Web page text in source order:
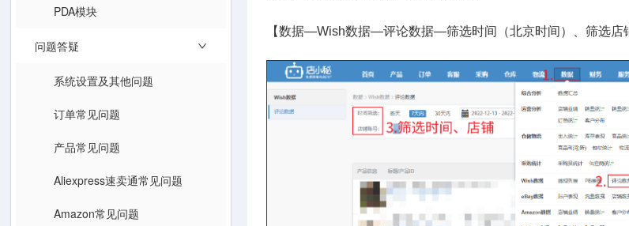
PDA模块
问题答疑
系统设置及其他问题
订单常见问题
产品常见问题
Aliexpress速卖通常见问题
Amazon常见问题
【数据—Wish数据—评论数据—筛选时间（北京时间）、筛选